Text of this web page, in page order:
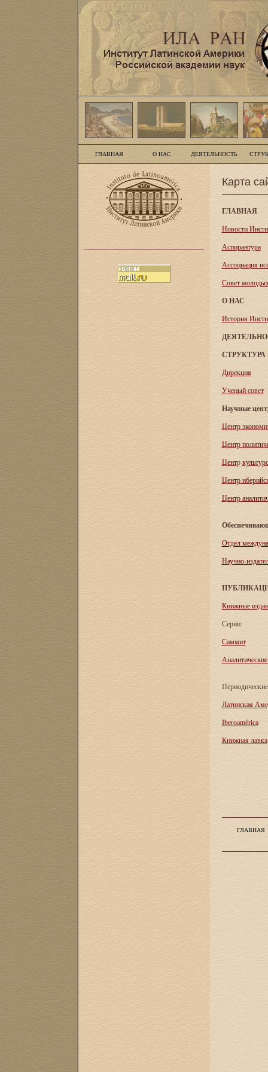
ГЛАВНАЯ О НАС ДЕЯТЕЛЬНОСТЬ
Карта
ГЛАВНАЯ
Новости
Аспирантура
Асcоциация
Совет
О НАС
История
СТРУКТУРА
Дирекция
Ученый совет
Научные
Центр
Центр
Центр
Центр
Центр
Отдел
Научно-
Книжные
Серии:
Саммит
Аналитические
Латинская
Iberoamérica
Книжная лавка
ГЛАВНАЯ